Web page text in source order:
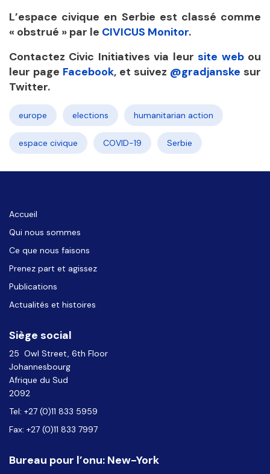
L’espace civique en Serbie est classé comme
« obstrué » par le CIVICUS Monitor.
Contactez Civic Initiatives via leursite webou
leur page Facebook, et suivez @gradjanske sur
Twitter.
europe elections humanitarian action
espace civique COVID-19 Serbie
Accueil
Qui nous sommes
Ce que nous faisons
Prenez part et agissez
Publications
Actualités et histoires
Siège social
25 Owl Street, 6th Floor
Johannesbourg
Afrique du Sud
2092
Tel: +27 (0)11 833 5959
Fax: +27 (0)11 833 7997
Bureau pour l’onu: New-York